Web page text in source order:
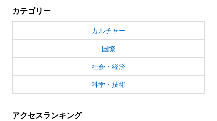
カテゴリー
カルチャー
国際
社会・経済
科学・技術
アクセスランキング